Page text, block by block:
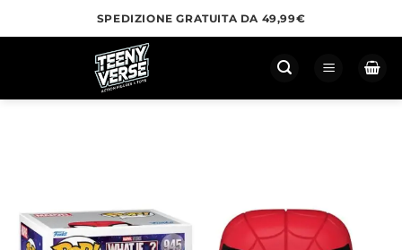
ai
SPEDIZIONE GRATUITA DA 49,99€